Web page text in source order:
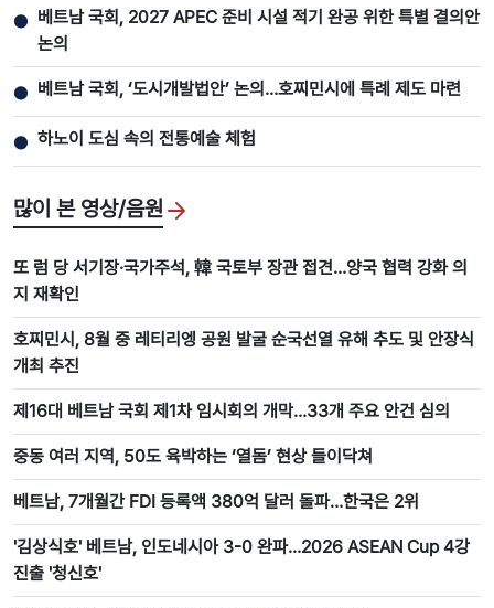
● 베트남 국회, 2027 APEC 준비 시설 적기 완공 위한 특별 결의안
논의
● 베트남 국회, ‘도시개발법안’ 논의…호찌민시에 특례 제도 마련
● 하노이 도심 속의 전통예술 체험
많이 본 영상/음원
또 럼 당 서기장·국가주석, 韓 국토부 장관 접견…양국 협력 강화 의
지 재확인
호찌민시, 8월 중 레티리엥 공원 발굴 순국선열 유해 추도 및 안장식
개최 추진
제16대 베트남 국회 제1차 임시회의 개막…33개 주요 안건 심의
중동 여러 지역, 50도 육박하는 ‘열돔’ 현상 들이닥쳐
베트남, 7개월간 FDI 등록액 380억 달러 돌파…한국은 2위
'김상식호' 베트남, 인도네시아 3-0 완파…2026 ASEAN Cup 4강
진출 '청신호'